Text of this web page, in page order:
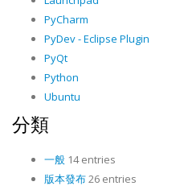
PyCharm
PyDev - Eclipse Plugin
PyQt
Python
Ubuntu
分類
一般 14 entries
版本發布26 entries